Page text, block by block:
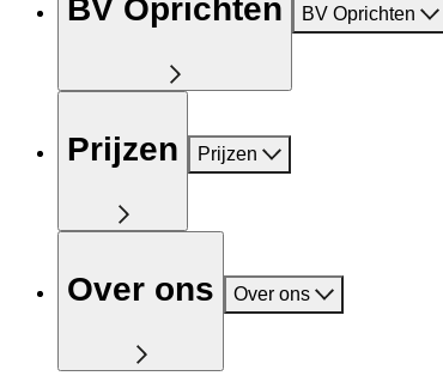
BV Oprichten BV Oprichten
Prijzen Prijzen
Over ons Over ons